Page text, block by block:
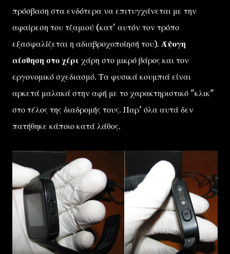
πρόσβαση στα ενδότερα να επιτυγχάνεται με την
αφαίρεση του τζαμιού (κατ' αυτόν τον τρόπο
εξασφαλίζεται η αδιαβροχοποίησή του). Άψογη
αίσθηση στο χέρι χάρη στο μικρό βάρος και τον
εργονομικό σχεδιασμό. Τα φυσικά κουμπιά είναι
αρκετά μαλακά στην αφή με το χαρακτηριστικό "κλικ"
στο τέλος της διαδρομής τους. Παρ' όλα αυτά δεν
πατήθηκε κάποιο κατά λάθος.